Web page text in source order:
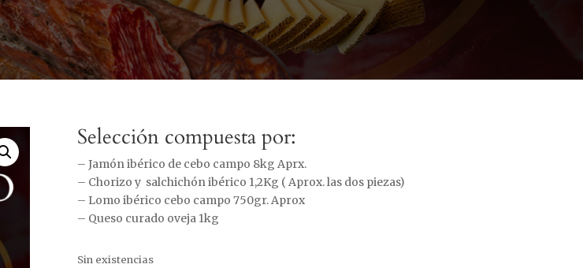
Selección compuesta por:
– Jamón ibérico de cebo campo 8kg Aprx.
– Chorizo y salchichón ibérico 1,2Kg ( Aprox. las dos piezas)
– Lomo ibérico cebo campo 750gr. Aprox
– Queso curado oveja 1kg
Sin existencias